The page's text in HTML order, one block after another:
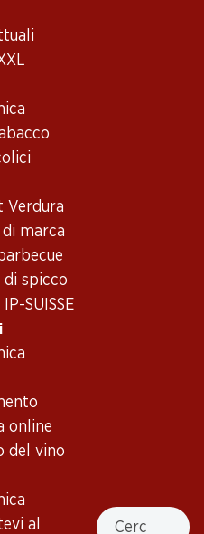
Verdura
marca
spicco
SUISSE
online
del vino
al
Cercare
Dôle du Valais AOC
Imballaggio
Côto Dôle